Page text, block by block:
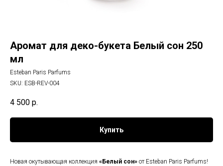
Аромат для деко-букета Белый сон 250
мл
Esteban Paris Parfums
SKU: ESB-REV-004
4 500 р.
Купить
Новая окутывающая коллекция «Белый сон» от Esteban Paris Parfums!